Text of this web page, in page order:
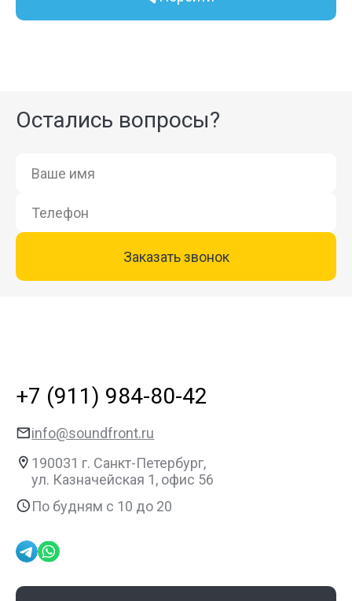
Остались вопросы?
Заказать звонок
+7 (911) 984-80-42
info@soundfront.ru
190031 г. Санкт-Петербург,
ул. Казначейская 1, офис 56
По будням с 10 до 20